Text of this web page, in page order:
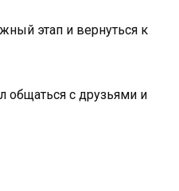
этап и вернуться к
общаться с друзьями и